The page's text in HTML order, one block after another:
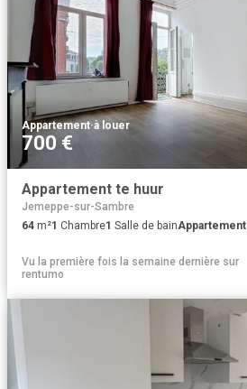
Appartement·à louer
700 €
Appartement te huur
Jemeppe-sur-Sambre
64 m²1 Chambre1 Salle de bainAppartement
Vu la première fois la semaine dernière sur
rentumo